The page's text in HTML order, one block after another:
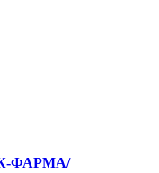
ФАРМА/